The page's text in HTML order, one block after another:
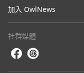
加入 OwlNews
社群媒體